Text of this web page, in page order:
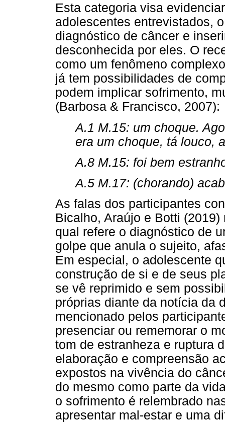
Esta categoria visa
adolescentes entrevistados,
diagnóstico de câncer e
desconhecida por eles. O
como um fenômeno
já tem possibilidades de
podem implicar sofrimento,
(Barbosa & Francisco, 2007):
A.1 M.15: um choque.
era um choque, tá louco,
A.8 M.15: foi bem
A.5 M.17: (chorando)
As falas dos participantes
Bicalho, Araújo e Botti
qual refere o diagnóstico de
golpe que anula o sujeito,
Em especial, o adolescente
construção de si e de seus
se vê reprimido e sem
próprias diante da notícia da
mencionado pelos
presenciar ou rememorar o
tom de estranheza e ruptura
elaboração e compreensão
expostos na vivência do
do mesmo como parte da
o sofrimento é relembrado
apresentar mal-estar e uma